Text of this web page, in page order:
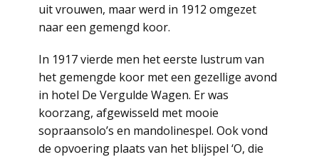
uit vrouwen, maar werd in 1912 omgezet
naar een gemengd koor.
In 1917 vierde men het eerste lustrum van
het gemengde koor met een gezellige avond
in hotel De Vergulde Wagen. Er was
koorzang, afgewisseld met mooie
sopraansolo’s en mandolinespel. Ook vond
de opvoering plaats van het blijspel ‘O, die